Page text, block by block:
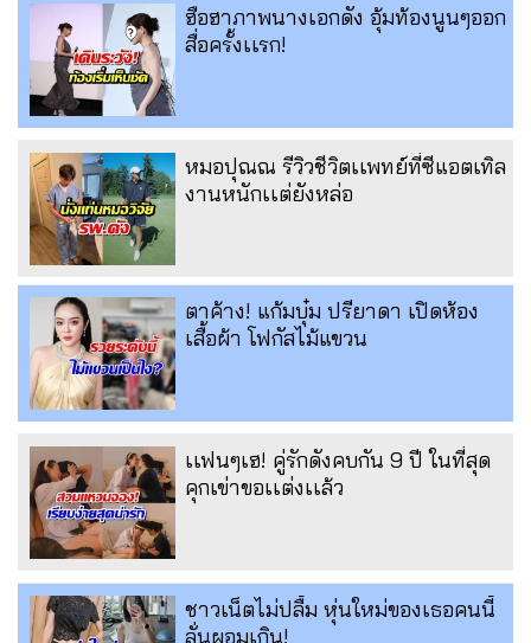
ฮือฮาภาพนางเอกดัง อุ้มท้องนูนๆออก
สื่อครั้งเเรก!
หมอปุณณ รีวิวชีวิตเเพทย์ที่ซีแอตเทิล
งานหนักเเต่ยังหล่อ
ตาค้าง! แก้มบุ๋ม ปรียาดา เปิดห้อง
เสื้อผ้า โฟกัสไม้แขวน
เเฟนๆเฮ! คู่รักดังคบกัน 9 ปี ในที่สุด
คุกเข่าขอเเต่งเเล้ว
ชาวเน็ตไม่ปลื้ม หุ่นใหม่ของเธอคนนี้
ลั่นผอมเกิน!